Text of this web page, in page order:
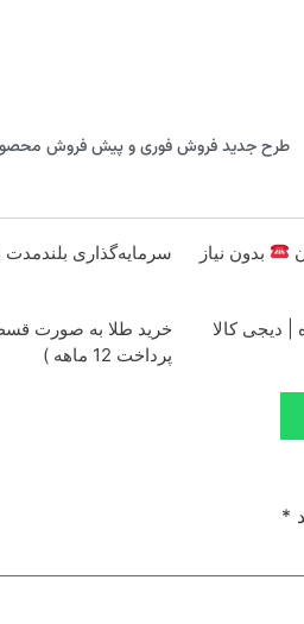
طرح جدید فروش فوری و پیش فروش محصولات
بدون نیاز
سرمایه‌گذاری بلندمدت
| دیجی کالا
خرید طلا به صورت
پرداخت 12 ماهه )
*